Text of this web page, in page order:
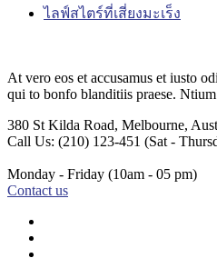
ไลฟ์สไตร์ที่เสี่ยงมะเร็ง
At vero eos et accusamus et iusto
qui to bonfo blanditiis praese.
380 St Kilda Road, Melbourne,
Call Us: (210) 123-451 (Sat -
Monday - Friday (10am - 05 pm)
Contact us